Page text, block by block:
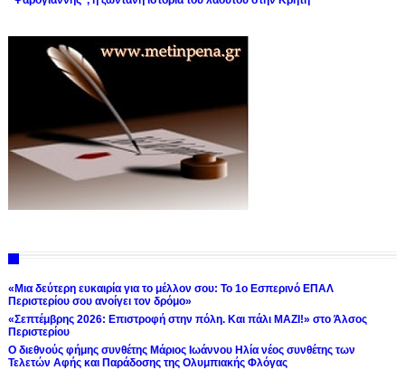
«Μια δεύτερη ευκαιρία για το μέλλον σου: Το 1ο Εσπερινό ΕΠΑΛ
Περιστερίου σου ανοίγει τον δρόμο»
«Σεπτέμβρης 2026: Επιστροφή στην πόλη. Και πάλι ΜΑΖΙ!» στο Άλσος
Περιστερίου
Ο διεθνούς φήμης συνθέτης Μάριος Ιωάννου Ηλία νέος συνθέτης των
Τελετών Αφής και Παράδοσης της Ολυμπιακής Φλόγας